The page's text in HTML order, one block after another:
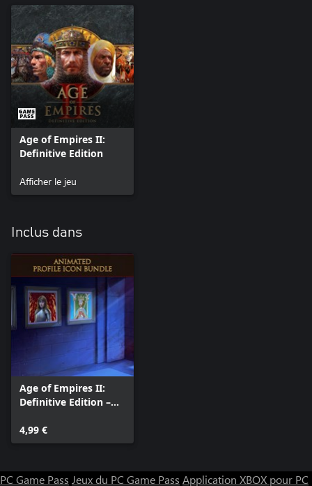
Age of Empires II:
Definitive Edition
Afficher le jeu
Inclus dans
Age of Empires II:
Definitive Edition –
vol. 1
4,99 €
PC Game Pass Jeux du PC Game Pass Application XBOX pour PC